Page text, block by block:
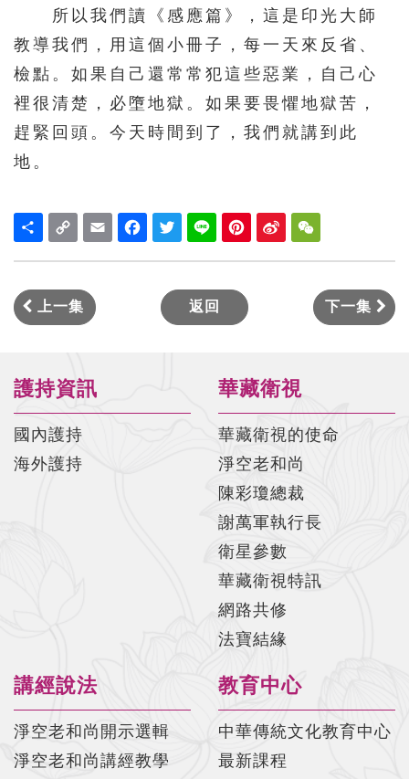
所以我們讀《感應篇》，這是印光大師
教導我們，用這個小冊子，每一天來反省、
檢點。如果自己還常常犯這些惡業，自己心
裡很清楚，必墮地獄。如果要畏懼地獄苦，
趕緊回頭。今天時間到了，我們就講到此
地。
Share
Link
Email FacebookTwitter Line Pinterest Sina
Weibo
上一集 返回 下一集
護持資訊
國內護持
海外護持
華藏衛視
華藏衛視的使命
淨空老和尚
陳彩瓊總裁
謝萬軍執行長
衛星參數
華藏衛視特訊
網路共修
法寶結緣
講經說法
淨空老和尚開示選輯
淨空老和尚講經教學
教育中心
中華傳統文化教育中心
最新課程